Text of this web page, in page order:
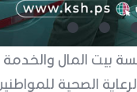
المال والخدمة
الصحية